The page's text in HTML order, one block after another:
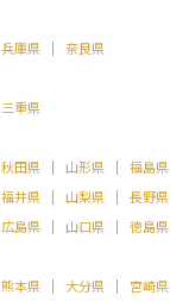
兵庫県
奈良県
三重県
秋田県 山形県 福島県
福井県 山梨県 長野県
広島県 山口県
徳島県
熊本県 大分県
宮崎県